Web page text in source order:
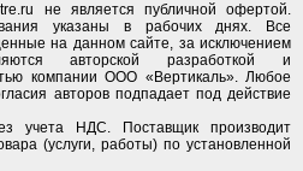
не является публичной офертой.
указаны в рабочих днях. Все
на данном сайте, за исключением
авторской разработкой и
компании ООО «Вертикаль». Любое
авторов подпадает под действие
учета НДС. Поставщик производит
(услуги, работы) по установленной